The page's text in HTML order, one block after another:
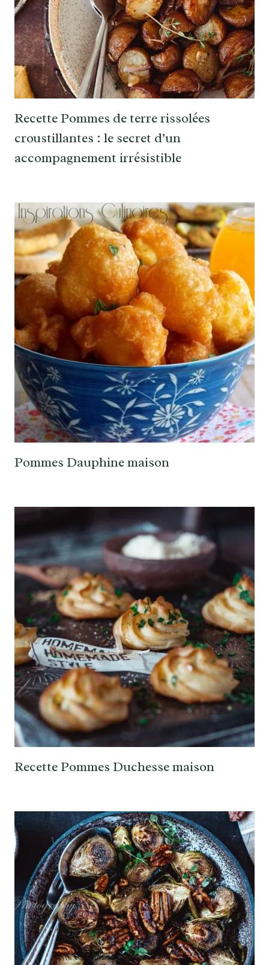
Recette Pommes de terre rissolées
croustillantes : le secret d’un
accompagnement irrésistible
Pommes Dauphine maison
Recette Pommes Duchesse maison